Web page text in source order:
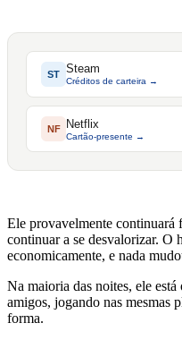
ST Steam
Créditos de carteira →
NF Netflix
Cartão-presente →
Ele provavelmente continuará
continuar a se desvalorizar. O
economicamente, e nada
Na maioria das noites, ele
amigos, jogando nas mesmas
forma.